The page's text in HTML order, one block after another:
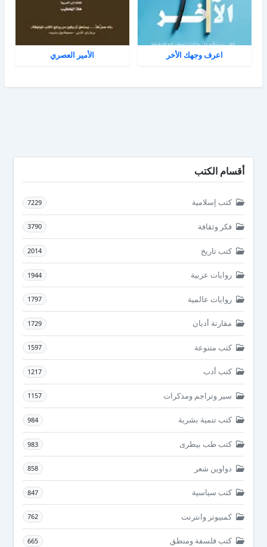
اعرف وجهك الأخر الأمير العصري
أقسام الكتب
كتب إسلامية 7229
فكر وثقافة 3790
كتب تاريخ 2014
روايات عربية 1944
روايات عالمية 1797
مقارنة أديان 1729
كتب متنوعة 1597
كتب أدب 1217
سير وتراجم ومذكرات 1157
كتب تنمية بشرية 984
كتب طب بيطرى 983
دواوين شعر 858
كتب سياسية 847
كمبيوتر وانترنت 762
كتب فلسفة ومنطق 665